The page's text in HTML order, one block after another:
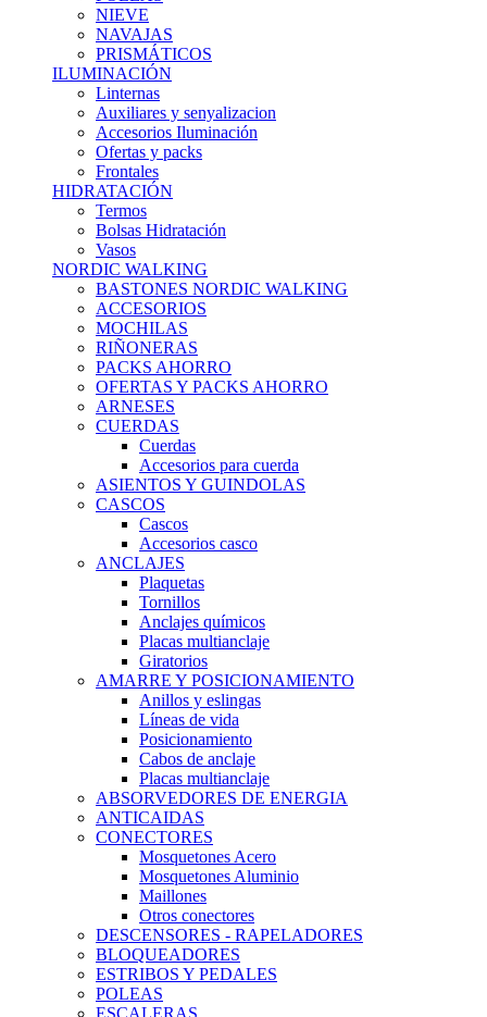
NIEVE
NAVAJAS
PRISMÁTICOS
ILUMINACIÓN
Linternas
Auxiliares y senyalizacion
Accesorios Iluminación
Ofertas y packs
Frontales
HIDRATACIÓN
Termos
Bolsas Hidratación
Vasos
NORDIC WALKING
BASTONES NORDIC WALKING
ACCESORIOS
MOCHILAS
RIÑONERAS
PACKS AHORRO
OFERTAS Y PACKS AHORRO
ARNESES
CUERDAS
Cuerdas
Accesorios para cuerda
ASIENTOS Y GUINDOLAS
CASCOS
Cascos
Accesorios casco
ANCLAJES
Plaquetas
Tornillos
Anclajes químicos
Placas multianclaje
Giratorios
AMARRE Y POSICIONAMIENTO
Anillos y eslingas
Líneas de vida
Posicionamiento
Cabos de anclaje
Placas multianclaje
ABSORVEDORES DE ENERGIA
ANTICAIDAS
CONECTORES
Mosquetones Acero
Mosquetones Aluminio
Maillones
Otros conectores
DESCENSORES - RAPELADORES
BLOQUEADORES
ESTRIBOS Y PEDALES
POLEAS
ESCALERAS